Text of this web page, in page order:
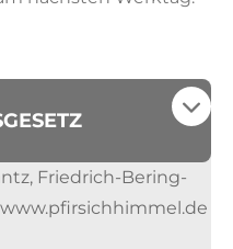
Friedrich-Bering-
www.pfirsichhimmel.de